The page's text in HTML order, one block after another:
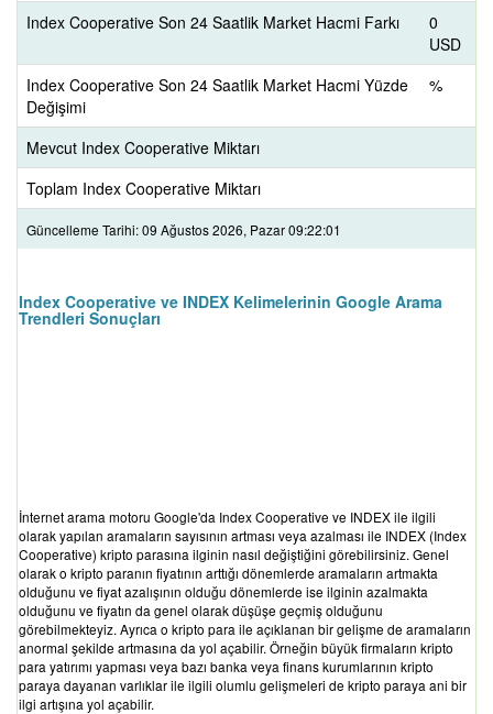
Index Cooperative Son 24 Saatlik Market Hacmi Farkı
0
USD
Index Cooperative Son 24 Saatlik Market Hacmi Yüzde
Değişimi
%
Mevcut Index Cooperative Miktarı
Toplam Index Cooperative Miktarı
Güncelleme Tarihi: 09 Ağustos 2026, Pazar 09:22:01
Index Cooperative ve INDEX Kelimelerinin Google Arama
Trendleri Sonuçları
İnternet arama motoru Google'da Index Cooperative ve INDEX ile ilgili
olarak yapılan aramaların sayısının artması veya azalması ile INDEX (Index
Cooperative) kripto parasına ilginin nasıl değiştiğini görebilirsiniz. Genel
olarak o kripto paranın fiyatının arttığı dönemlerde aramaların artmakta
olduğunu ve fiyat azalışının olduğu dönemlerde ise ilginin azalmakta
olduğunu ve fiyatın da genel olarak düşüşe geçmiş olduğunu
görebilmekteyiz. Ayrıca o kripto para ile açıklanan bir gelişme de aramaların
anormal şekilde artmasına da yol açabilir. Örneğin büyük firmaların kripto
para yatırımı yapması veya bazı banka veya finans kurumlarının kripto
paraya dayanan varlıklar ile ilgili olumlu gelişmeleri de kripto paraya ani bir
ilgi artışına yol açabilir.